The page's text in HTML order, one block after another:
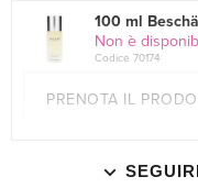
100 ml
Non è
Codice 70174
PRENOTA IL